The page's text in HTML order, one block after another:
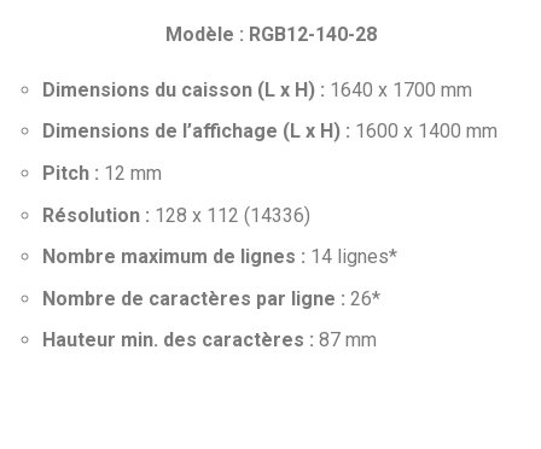
Modèle : RGB12-140-28
Dimensions du caisson (L x H) : 1640 x 1700 mm
Dimensions de l’affichage (L x H) : 1600 x 1400 mm
Pitch : 12 mm
Résolution : 128 x 112 (14336)
Nombre maximum de lignes : 14 lignes*
Nombre de caractères par ligne : 26*
Hauteur min. des caractères : 87 mm